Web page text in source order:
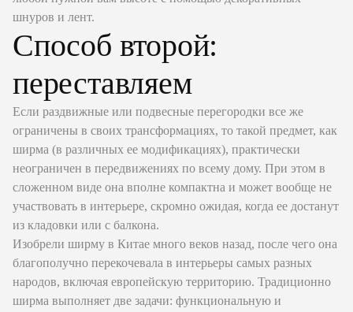
шнуров и лент.
Способ второй:
переставляем
Если раздвижные или подвесные перегородки все же
ограничены в своих трансформациях, то такой предмет, как
ширма (в различных ее модификациях), практически
неограничен в передвижениях по всему дому. При этом в
сложенном виде она вполне компактна и может вообще не
участвовать в интерьере, скромно ожидая, когда ее достанут
из кладовки или с балкона.
Изобрели ширму в Китае много веков назад, после чего она
благополучно перекочевала в интерьеры самых разных
народов, включая европейскую территорию. Традиционно
ширма выполняет две задачи: функциональную и